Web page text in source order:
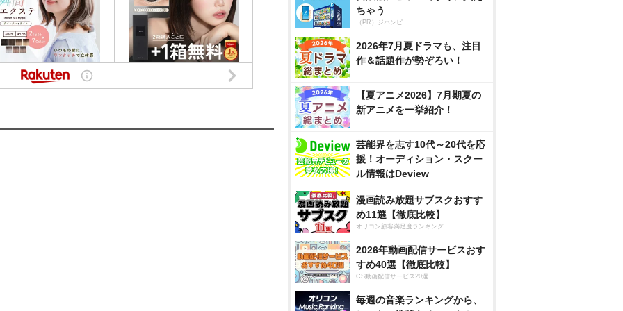
ちゃう
（PR）ジハンピ
2026年7月夏ドラマも、注目
作＆話題作が勢ぞろい！
【夏アニメ2026】7月期夏の
新アニメを一挙紹介！
芸能界を志す10代～20代を応
援！オーディション・スクー
ル情報はDeview
漫画読み放題サブスクおすす
め11選【徹底比較】
オリコン顧客満足度ランキング
2026年動画配信サービスおす
すめ40選【徹底比較】
CS動画配信サービス20選
毎週の音楽ランキングから、